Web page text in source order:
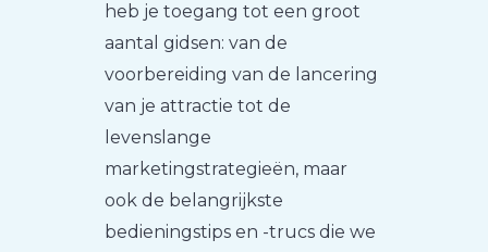
heb je toegang tot een groot
aantal gidsen: van de
voorbereiding van de lancering
van je attractie tot de
levenslange
marketingstrategieën, maar
ook de belangrijkste
bedieningstips en -trucs die we